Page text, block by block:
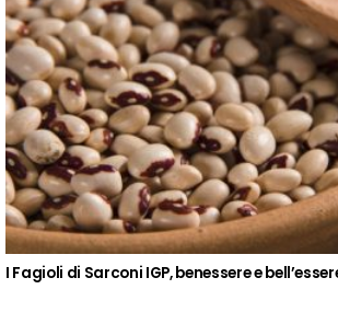
I Fagioli di Sarconi IGP, benessere e